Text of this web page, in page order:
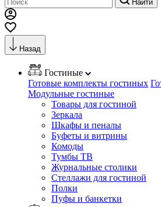
Найти
Назад
Гостиные
Готовые комплекты гостиных
Модульные гостиные
Товары для гостиной
Зеркала
Шкафы и пеналы
Буфеты и витрины
Комоды
Тумбы ТВ
Журнальные столики
Стеллажи для гостиной
Полки
Пуфы и банкетки